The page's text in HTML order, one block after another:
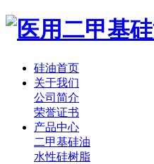
硅油首页
关于我们
公司简介
荣誉证书
产品中心
二甲基硅油
水性硅树脂